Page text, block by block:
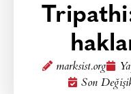
marksist.org
Son